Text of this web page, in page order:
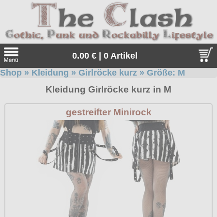
0.00 € | 0 Artikel
Angebote
Sonderangebote
Geschenketipps
Kleidung/Gothic
Shop » Kleidung » Girlröcke kurz » Größe: M
Kleidung Girlröcke kurz in M
gestreifter Minirock